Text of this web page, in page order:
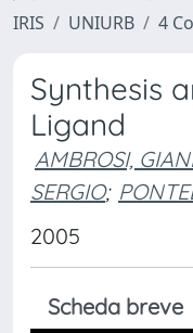
IRIS UNIURB 4
Synthesis
Ligand
AMBROSI,
SERGIO;
2005
Scheda breve